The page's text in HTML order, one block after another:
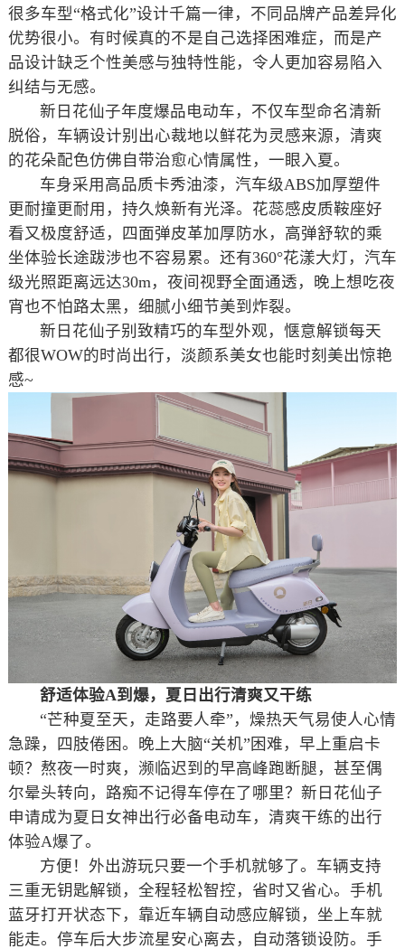
很多车型“格式化”设计千篇一律，不同品牌产品差异化
优势很小。有时候真的不是自己选择困难症，而是产
品设计缺乏个性美感与独特性能，令人更加容易陷入
纠结与无感。
新日花仙子年度爆品电动车，不仅车型命名清新
脱俗，车辆设计别出心裁地以鲜花为灵感来源，清爽
的花朵配色仿佛自带治愈心情属性，一眼入夏。
车身采用高品质卡秀油漆，汽车级ABS加厚塑件
更耐撞更耐用，持久焕新有光泽。花蕊感皮质鞍座好
看又极度舒适，四面弹皮革加厚防水，高弹舒软的乘
坐体验长途跋涉也不容易累。还有360°花漾大灯，汽车
级光照距离远达30m，夜间视野全面通透，晚上想吃夜
宵也不怕路太黑，细腻小细节美到炸裂。
新日花仙子别致精巧的车型外观，惬意解锁每天
都很WOW的时尚出行，淡颜系美女也能时刻美出惊艳
感~
舒适体验A到爆，夏日出行清爽又干练
“芒种夏至天，走路要人牵”，燥热天气易使人心情
急躁，四肢倦困。晚上大脑“关机”困难，早上重启卡
顿？熬夜一时爽，濒临迟到的早高峰跑断腿，甚至偶
尔晕头转向，路痴不记得车停在了哪里？新日花仙子
申请成为夏日女神出行必备电动车，清爽干练的出行
体验A爆了。
方便！外出游玩只要一个手机就够了。车辆支持
三重无钥匙解锁，全程轻松智控，省时又省心。手机
蓝牙打开状态下，靠近车辆自动感应解锁，坐上车就
能走。停车后大步流星安心离去，自动落锁设防。手